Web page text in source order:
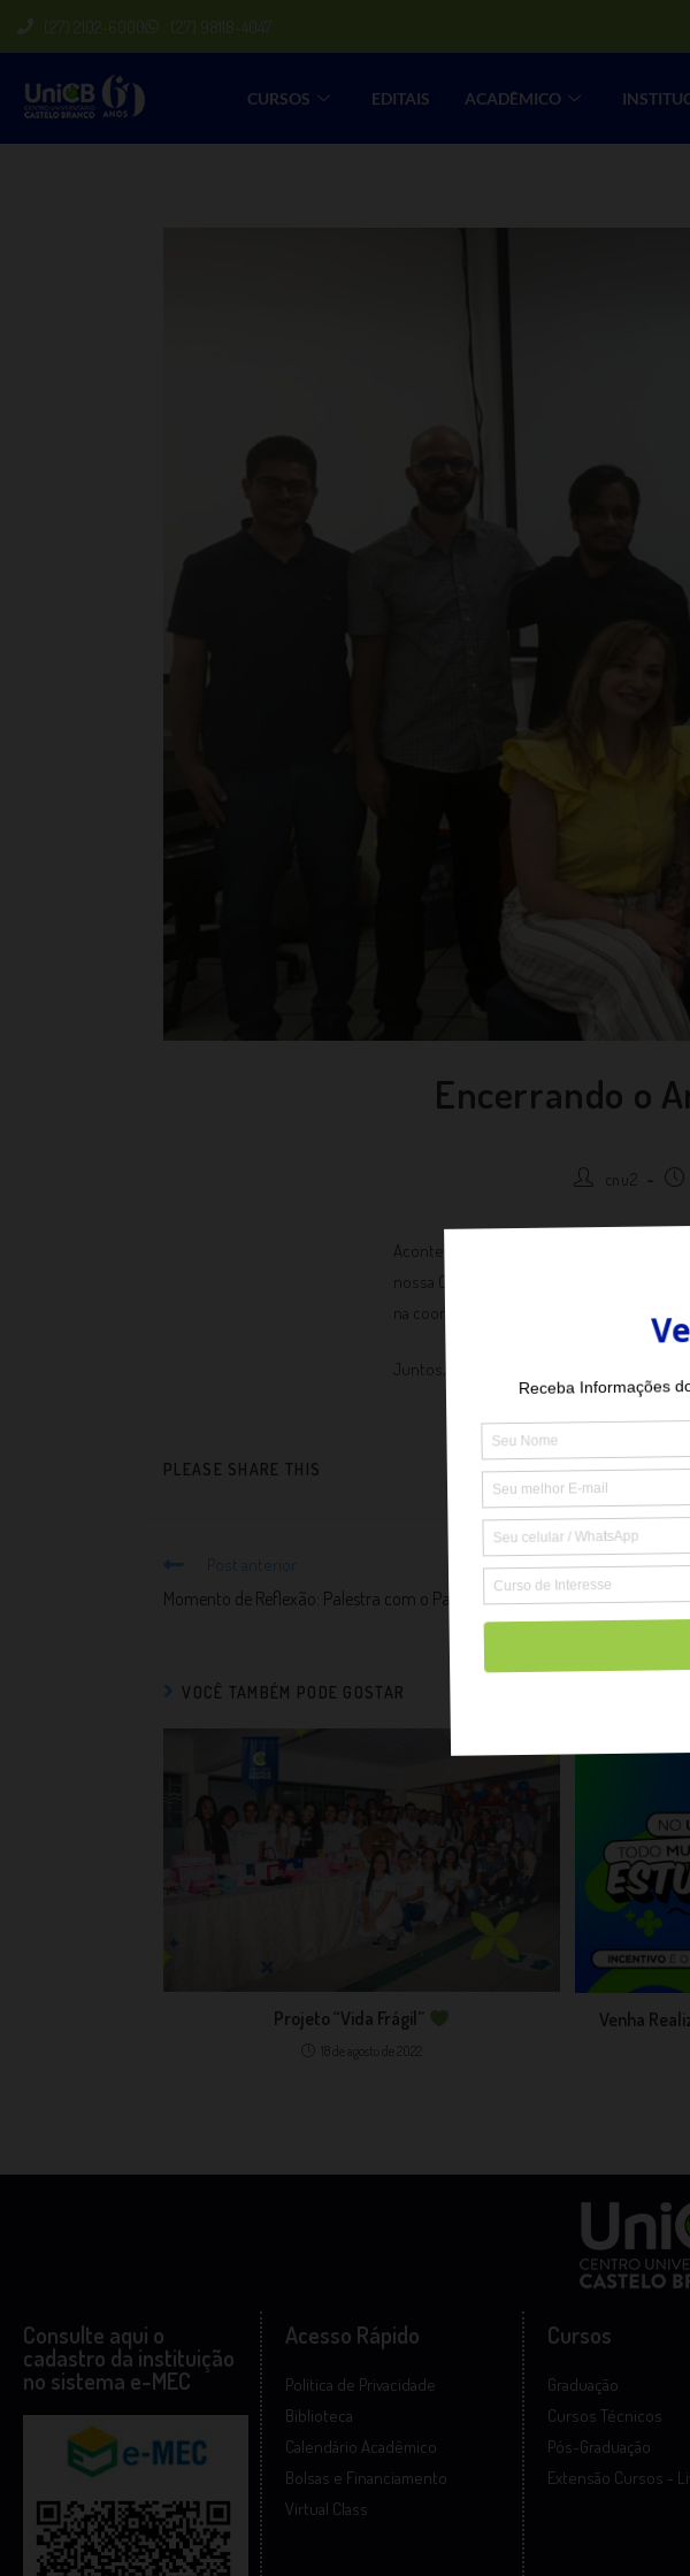
(27) 2102-6000 (27) 98118-4047
CURSOS EDITAIS ACADÊMICO
Encerrando o
cnu2
Aconteceu a última reunião do ano do
nossa Coordenadora do Núcleo de
na coordenação do comitê gestor do
Juntos, seguimos fortalecendo a
PLEASE SHARE THIS
Post anterior
Momento de Reflexão: Palestra com o Padre Cremilson
VOCÊ TAMBÉM PODE GOSTAR
Projeto “Vida Frágil”
18 de agosto de 2022
Venha
Consulte aqui o
cadastro da instituição
no sistema e-MEC
Acesso Rápido
Política de Privacidade
Biblioteca
Calendário Acadêmico
Bolsas e Financiamento
Virtual Class
Cursos
Graduação
Cursos Técnicos
Pós-Graduação
Extensão Cursos -
Utilizamos cookies
fornecer
desabilitá-los nas
Privacidade
Aceitar Todos